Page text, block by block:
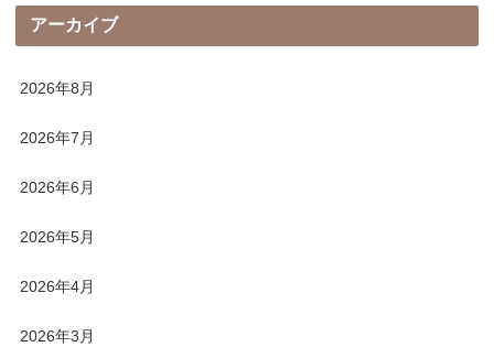
アーカイブ
2026年8月
2026年7月
2026年6月
2026年5月
2026年4月
2026年3月